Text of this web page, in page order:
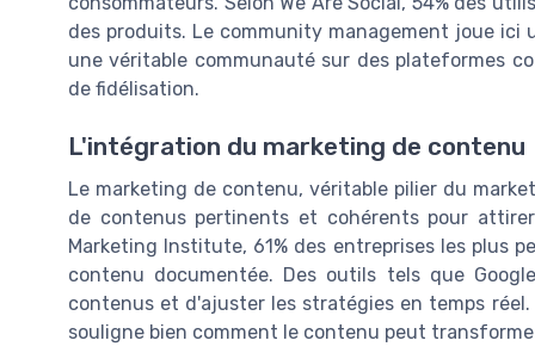
des produits. Le community management joue ici
une véritable communauté sur des plateformes
de fidélisation.
L'intégration du marketing de contenu
Le marketing de contenu, véritable pilier du
de contenus pertinents et cohérents pour
Marketing Institute, 61% des entreprises les plus
contenu documentée. Des outils tels que
contenus et d'ajuster les stratégies en temps
souligne bien comment le contenu peut